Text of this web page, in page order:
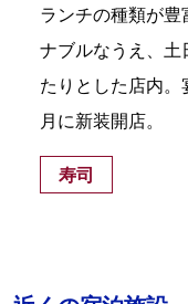
ランチの種類が
ナブルなうえ、土
たりとした店内
月に新装開店。
寿司